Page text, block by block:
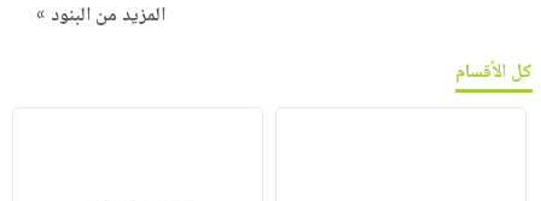
المزيد من البنود »
كل الأقسام